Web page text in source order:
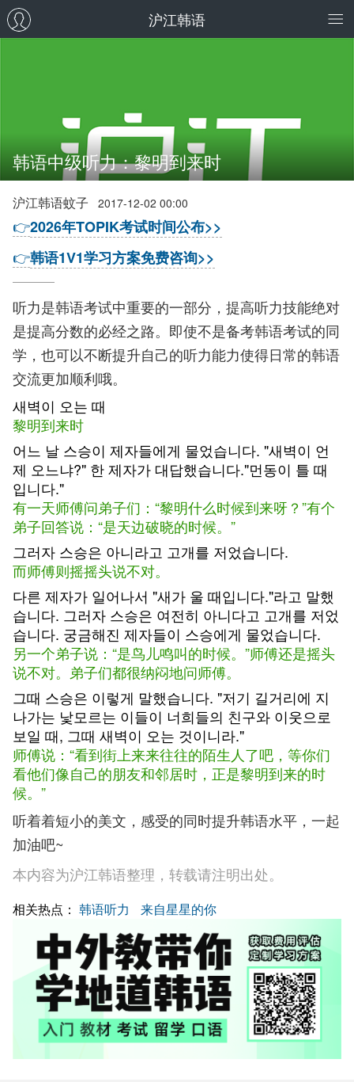
沪江韩语
韩语中级听力：黎明到来时
沪江韩语蚊子 2017-12-02 00:00
👉2026年TOPIK考试时间公布>>
👉韩语1V1学习方案免费咨询>>
听力是韩语考试中重要的一部分，提高听力技能绝对
是提高分数的必经之路。即使不是备考韩语考试的同
学，也可以不断提升自己的听力能力使得日常的韩语
交流更加顺利哦。
새벽이 오는 때
黎明到来时
어느 날 스승이 제자들에게 물었습니다. "새벽이 언
제 오느냐?" 한 제자가 대답했습니다."먼동이 틀 때
입니다."
有一天师傅问弟子们：“黎明什么时候到来呀？”有个
弟子回答说：“是天边破晓的时候。”
그러자 스승은 아니라고 고개를 저었습니다.
而师傅则摇摇头说不对。
다른 제자가 일어나서 "새가 울 때입니다."라고 말했
습니다. 그러자 스승은 여전히 아니다고 고개를 저었
습니다. 궁금해진 제자들이 스승에게 물었습니다.
另一个弟子说：“是鸟儿鸣叫的时候。”师傅还是摇头
说不对。弟子们都很纳闷地问师傅。
그때 스승은 이렇게 말했습니다. "저기 길거리에 지
나가는 낯모르는 이들이 너희들의 친구와 이웃으로
보일 때, 그때 새벽이 오는 것이니라."
师傅说：“看到街上来来往往的陌生人了吧，等你们
看他们像自己的朋友和邻居时，正是黎明到来的时
候。”
听着着短小的美文，感受的同时提升韩语水平，一起
加油吧~
本内容为沪江韩语整理，转载请注明出处。
相关热点： 韩语听力 来自星星的你